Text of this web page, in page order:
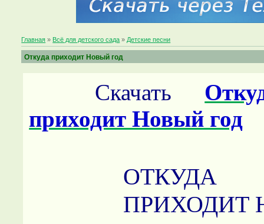
Главная » Всё для детского сада » Детские песни
Откуда приходит Новый год
Скачать
приходит Новый год
ОТКУДА
ПРИХОДИТ